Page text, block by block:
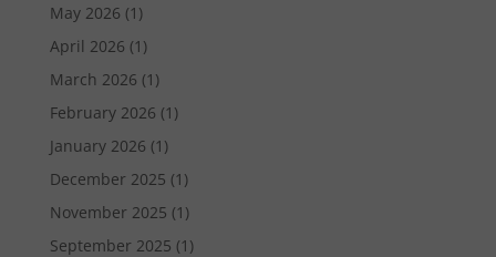
May 2026 (1)
April 2026 (1)
March 2026 (1)
February 2026 (1)
January 2026 (1)
December 2025 (1)
November 2025 (1)
September 2025 (1)